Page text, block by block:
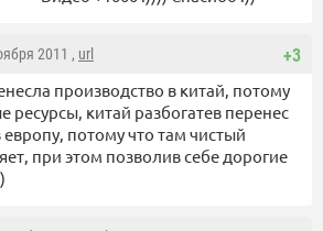
+3
2011 , url
производство в китай, потому
ресурсы, китай разбогатев перенес
потому что там чистый
при этом позволив себе дорогие